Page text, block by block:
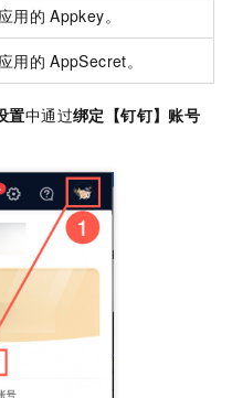
用的 Appkey。
用的 AppSecret。
置中通过绑定【钉钉】账号